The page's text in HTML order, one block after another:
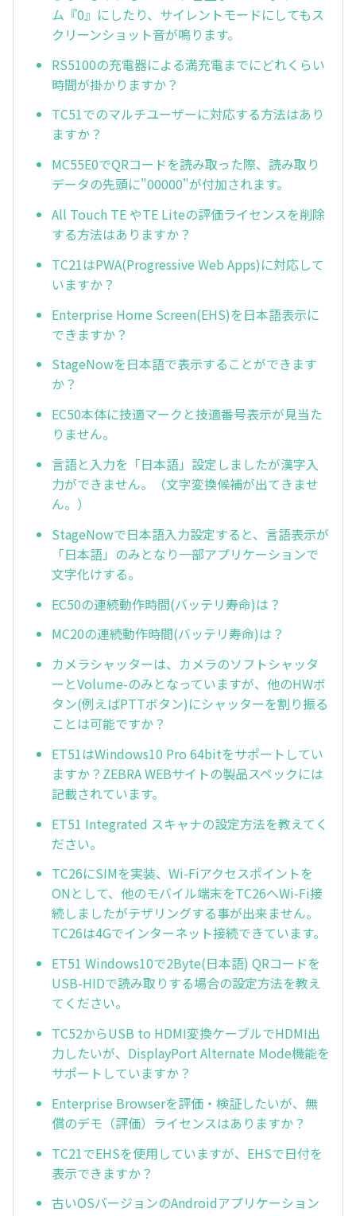
ム『0』にしたり、サイレントモードにしてもス
クリーンショット音が鳴ります。
RS5100の充電器による満充電までにどれくらい
時間が掛かりますか？
TC51でのマルチユーザーに対応する方法はあり
ますか？
MC55E0でQRコードを読み取った際、読み取り
データの先頭に"00000"が付加されます。
All Touch TE やTE Liteの評価ライセンスを削除
する方法はありますか？
TC21はPWA(Progressive Web Apps)に対応して
いますか？
Enterprise Home Screen(EHS)を日本語表示に
できますか？
StageNowを日本語で表示することができます
か？
EC50本体に技適マークと技適番号表示が見当た
りません。
言語と入力を「日本語」設定しましたが漢字入
力ができません。（文字変換候補が出てきませ
ん。）
StageNowで日本語入力設定すると、言語表示が
「日本語」のみとなり一部アプリケーションで
文字化けする。
EC50の連続動作時間(バッテリ寿命)は？
MC20の連続動作時間(バッテリ寿命)は？
カメラシャッターは、カメラのソフトシャッタ
ーとVolume-のみとなっていますが、他のHWボ
タン(例えばPTTボタン)にシャッターを割り振る
ことは可能ですか？
ET51はWindows10 Pro 64bitをサポートしてい
ますか？ZEBRA WEBサイトの製品スペックには
記載されています。
ET51 Integrated スキャナの設定方法を教えてく
ださい。
TC26にSIMを実装、Wi-Fiアクセスポイントを
ONとして、他のモバイル端末をTC26へWi-Fi接
続しましたがテザリングする事が出来ません。
TC26は4Gでインターネット接続できています。
ET51 Windows10で2Byte(日本語) QRコードを
USB-HIDで読み取りする場合の設定方法を教え
てください。
TC52からUSB to HDMI変換ケーブルでHDMI出
力したいが、DisplayPort Alternate Mode機能を
サポートしていますか？
Enterprise Browserを評価・検証したいが、無
償のデモ（評価）ライセンスはありますか？
TC21でEHSを使用していますが、EHSで日付を
表示できますか？
古いOSバージョンのAndroidアプリケーション